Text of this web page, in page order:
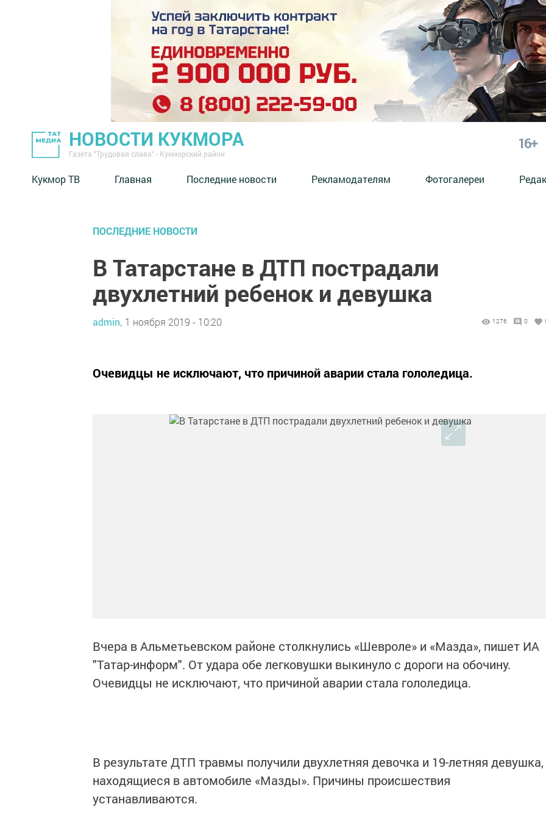
НОВОСТИ КУКМОРА
Газета "Трудовая слава" - Кукморский район
16+
Кукмор ТВ Главная Последние новости Рекламодателям Фотогалереи
ПОСЛЕДНИЕ НОВОСТИ
В Татарстане в ДТП пострадали
двухлетний ребенок и девушка
admin, 1 ноября 2019 - 10:20 1276 0
Очевидцы не исключают, что причиной аварии стала гололедица.
Вчера в Альметьевском районе столкнулись «Шевроле» и «Мазда», пишет ИА
"Татар-информ". От удара обе легковушки выкинуло с дороги на обочину.
Очевидцы не исключают, что причиной аварии стала гололедица.
В результате ДТП травмы получили двухлетняя девочка и 19-летняя девушка,
находящиеся в автомобиле «Мазды». Причины происшествия
устанавливаются.